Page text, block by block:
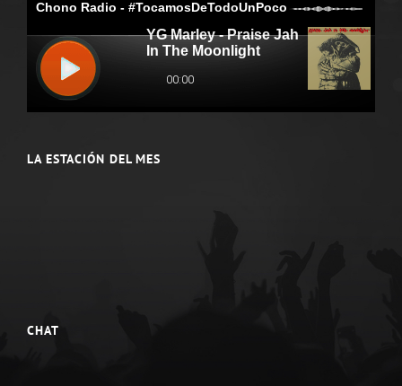
LA ESTACIÓN DEL MES
CHAT